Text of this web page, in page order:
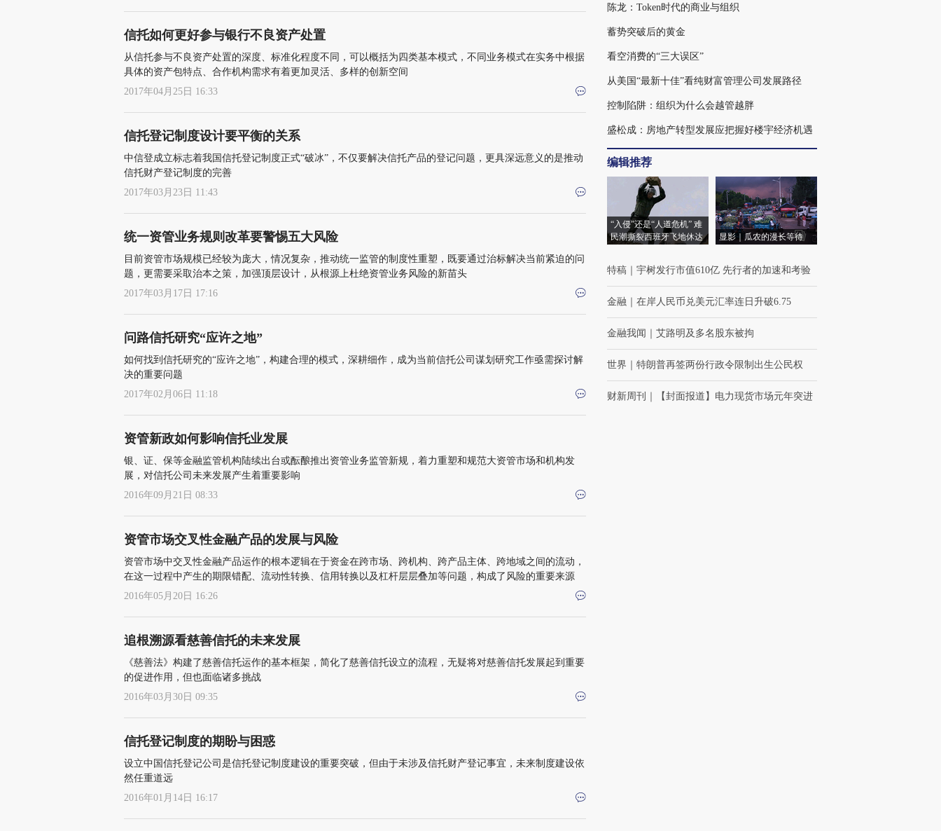
信托如何更好参与银行不良资产处置
从信托参与不良资产处置的深度、标准化程度不同，可以概括为四类基本模式，不同业务模式在实务中根据
具体的资产包特点、合作机构需求有着更加灵活、多样的创新空间
2017年04月25日 16:33
信托登记制度设计要平衡的关系
中信登成立标志着我国信托登记制度正式“破冰”，不仅要解决信托产品的登记问题，更具深远意义的是推动
信托财产登记制度的完善
2017年03月23日 11:43
统一资管业务规则改革要警惕五大风险
目前资管市场规模已经较为庞大，情况复杂，推动统一监管的制度性重塑，既要通过治标解决当前紧迫的问
题，更需要采取治本之策，加强顶层设计，从根源上杜绝资管业务风险的新苗头
2017年03月17日 17:16
问路信托研究“应许之地”
如何找到信托研究的“应许之地”，构建合理的模式，深耕细作，成为当前信托公司谋划研究工作亟需探讨解
决的重要问题
2017年02月06日 11:18
资管新政如何影响信托业发展
银、证、保等金融监管机构陆续出台或酝酿推出资管业务监管新规，着力重塑和规范大资管市场和机构发
展，对信托公司未来发展产生着重要影响
2016年09月21日 08:33
资管市场交叉性金融产品的发展与风险
资管市场中交叉性金融产品运作的根本逻辑在于资金在跨市场、跨机构、跨产品主体、跨地域之间的流动，
在这一过程中产生的期限错配、流动性转换、信用转换以及杠杆层层叠加等问题，构成了风险的重要来源
2016年05月20日 16:26
追根溯源看慈善信托的未来发展
《慈善法》构建了慈善信托运作的基本框架，简化了慈善信托设立的流程，无疑将对慈善信托发展起到重要
的促进作用，但也面临诸多挑战
2016年03月30日 09:35
信托登记制度的期盼与困惑
设立中国信托登记公司是信托登记制度建设的重要突破，但由于未涉及信托财产登记事宜，未来制度建设依
然任重道远
2016年01月14日 16:17
陈龙：Token时代的商业与组织
蓄势突破后的黄金
看空消费的“三大误区”
从美国“最新十佳”看纯财富管理公司发展路径
控制陷阱：组织为什么会越管越胖
盛松成：房地产转型发展应把握好楼宇经济机遇
编辑推荐
“入侵”还是“人道危机” 难
民潮撕裂西班牙飞地休达
显影｜瓜农的漫长等待
特稿 宇树发行市值610亿 先行者的加速和考验
金融 在岸人民币兑美元汇率连日升破6.75
金融我闻 艾路明及多名股东被拘
世界 特朗普再签两份行政令限制出生公民权
财新周刊 【封面报道】电力现货市场元年突进